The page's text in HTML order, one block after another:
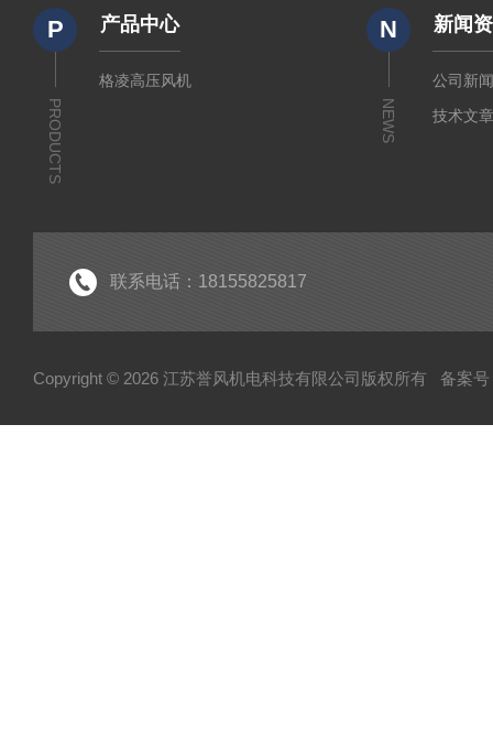
P
PRODUCTS
产品中心
格凌高压风机
N
NEWS
新闻
公司新
技术文
联系电话：18155825817
Copyright © 2026 江苏誉风机电科技有限公司版权所有 备案号